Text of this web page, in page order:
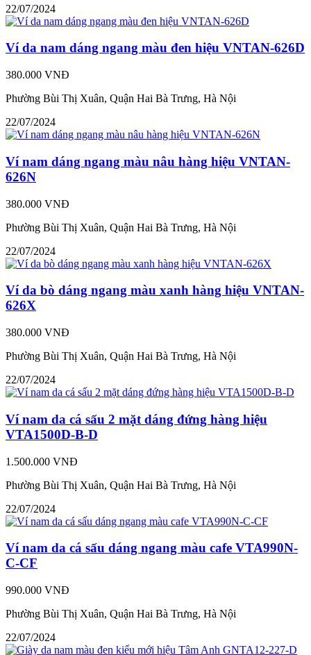
22/07/2024
Ví da nam dáng ngang màu đen hiệu VNTAN-626D
380.000 VNĐ
Phường Bùi Thị Xuân, Quận Hai Bà Trưng, Hà Nội
22/07/2024
Ví nam dáng ngang màu nâu hàng hiệu VNTAN-
626N
380.000 VNĐ
Phường Bùi Thị Xuân, Quận Hai Bà Trưng, Hà Nội
22/07/2024
Ví da bò dáng ngang màu xanh hàng hiệu VNTAN-
626X
380.000 VNĐ
Phường Bùi Thị Xuân, Quận Hai Bà Trưng, Hà Nội
22/07/2024
Ví nam da cá sấu 2 mặt dáng đứng hàng hiệu
VTA1500D-B-D
1.500.000 VNĐ
Phường Bùi Thị Xuân, Quận Hai Bà Trưng, Hà Nội
22/07/2024
Ví nam da cá sấu dáng ngang màu cafe VTA990N-
C-CF
990.000 VNĐ
Phường Bùi Thị Xuân, Quận Hai Bà Trưng, Hà Nội
22/07/2024